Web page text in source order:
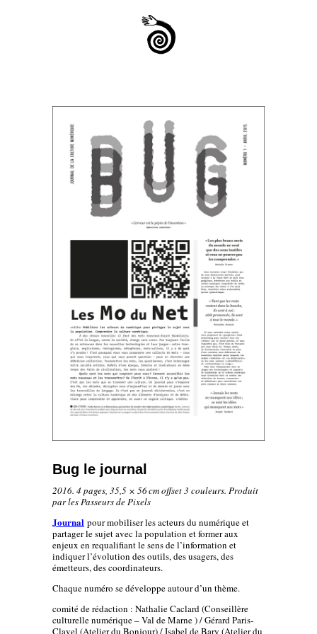
Bug le journal
2016. 4 pages, 35,5 × 56cm offset 3 couleurs. Produit
par les Passeurs de Pixels
Journal pour mobiliser les acteurs du numérique et
partager le sujet avec la population et former aux
enjeux en requalifiant le sens de l’information et
indiquer l’évolution des outils, des usagers, des
émetteurs, des coordinateurs.
Chaque numéro se développe autour d’un thème.
comité de rédaction : Nathalie Caclard (Conseillère
culturelle numérique – Val de Marne ) / Gérard Paris-
Clavel (Atelier du Bonjour) / Isabel de Bary (Atelier du